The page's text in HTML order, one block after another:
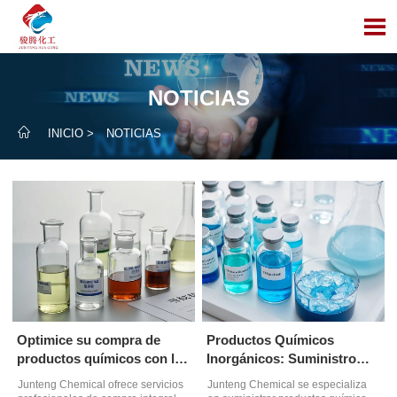

NOTICIAS
 INICIO > NOTICIAS
Optimice su compra de
productos químicos con los
servicios de Junteng
Junteng Chemical ofrece servicios
Productos Químicos
Inorgánicos: Suministro
Confiable de Junteng
Junteng Chemical se especializa